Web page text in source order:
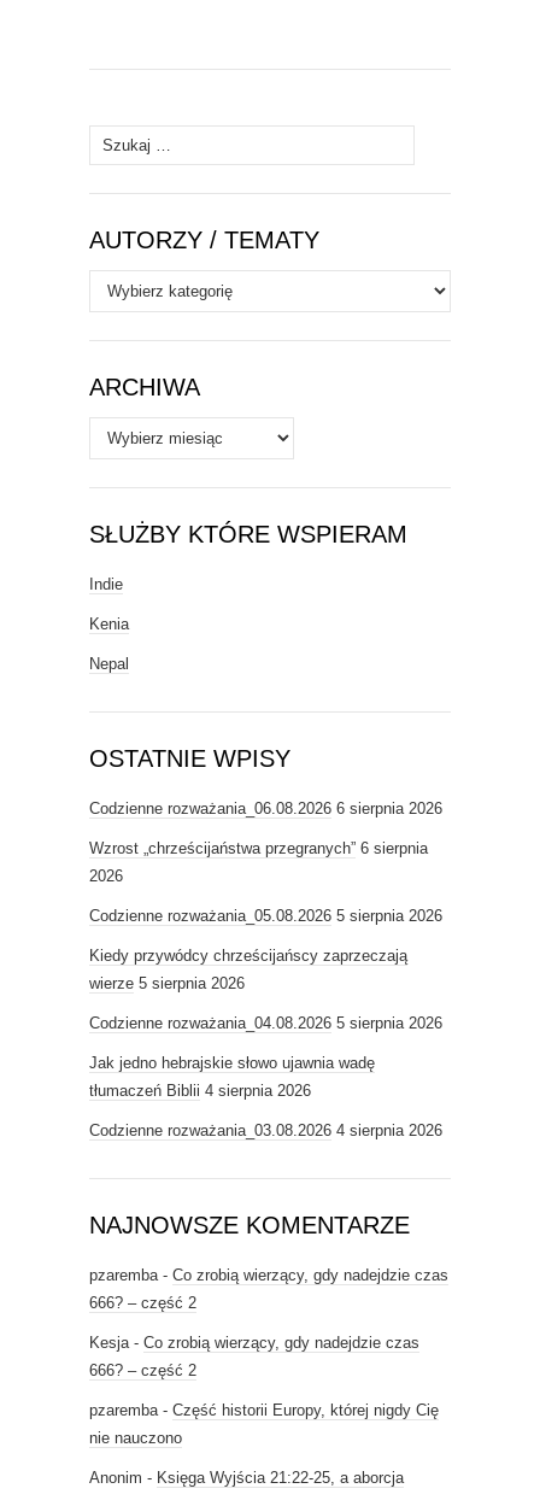
Szukaj:
AUTORZY / TEMATY
Autorzy
/
Tematy
ARCHIWA
Archiwa
SŁUŻBY KTÓRE WSPIERAM
Indie
Kenia
Nepal
OSTATNIE WPISY
Codzienne rozważania_06.08.2026 6 sierpnia 2026
Wzrost „chrześcijaństwa przegranych” 6 sierpnia
2026
Codzienne rozważania_05.08.2026 5 sierpnia 2026
Kiedy przywódcy chrześcijańscy zaprzeczają
wierze 5 sierpnia 2026
Codzienne rozważania_04.08.2026 5 sierpnia 2026
Jak jedno hebrajskie słowo ujawnia wadę
tłumaczeń Biblii 4 sierpnia 2026
Codzienne rozważania_03.08.2026 4 sierpnia 2026
NAJNOWSZE KOMENTARZE
pzaremba - Co zrobią wierzący, gdy nadejdzie czas
666? – część 2
Kesja - Co zrobią wierzący, gdy nadejdzie czas
666? – część 2
pzaremba - Część historii Europy, której nigdy Cię
nie nauczono
Anonim - Księga Wyjścia 21:22-25, a aborcja